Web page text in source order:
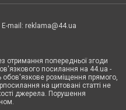
mail: reklama@44.ua
отримання попередньої згоди
посилання на 44.ua -
обов'язкове розміщення прямого,
на цитовані статті не
джерела. Порушення